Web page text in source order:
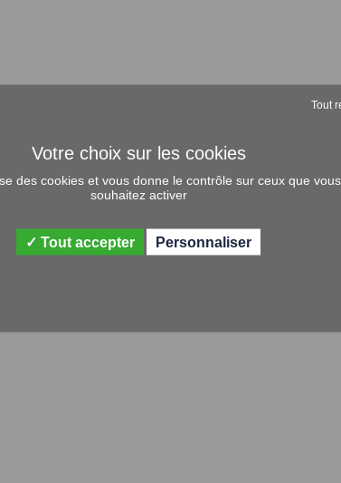
des cookies et vous donne le contrôle sur ceux que vous
souhaitez activer
Tout accepter
Tout
Personnaliser